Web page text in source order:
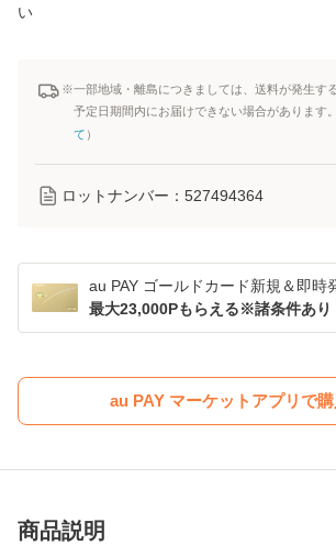
い
※一部地域・離島につきましては、送料が発生す
予定日期間内にお届けできない場合があります
て ）
ロットナンバー： 527494364
au PAY ゴールドカード新規＆即時
最大23,000Pもらえる※諸条件あり
au PAY マーケットアプリで
商品説明